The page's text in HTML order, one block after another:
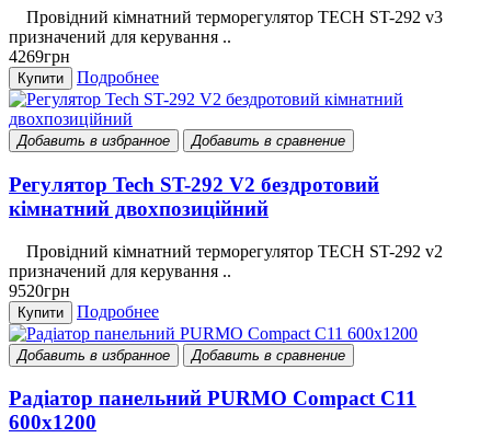
Провідний кімнатний терморегулятор TECH ST-292 v3
призначений для керування ..
4269грн
Купити Подробнее
Добавить в избранное Добавить в сравнение
Регулятор Tech ST-292 V2 бездротовий
кімнатний двохпозиційний
Провідний кімнатний терморегулятор TECH ST-292 v2
призначений для керування ..
9520грн
Купити Подробнее
Добавить в избранное Добавить в сравнение
Радіатор панельний PURMO Compact C11
600x1200